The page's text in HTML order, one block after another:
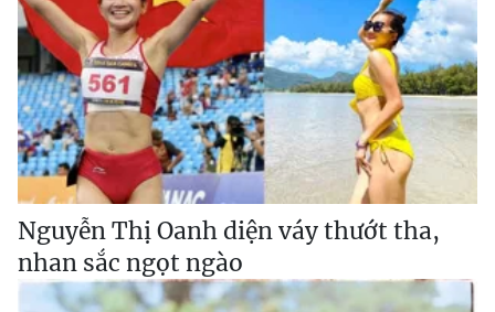
Nguyễn Thị Oanh diện váy thướt tha,
nhan sắc ngọt ngào